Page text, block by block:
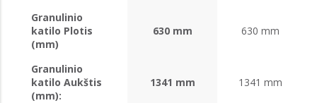
Granulinio
katilo Plotis
(mm)
630 mm 630 mm
Granulinio
katilo Aukštis
(mm):
1341 mm 1341 mm